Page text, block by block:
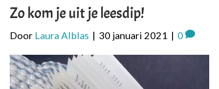
Zo kom je uit je leesdip!
Door Laura Alblas | 30 januari 2021 | 0